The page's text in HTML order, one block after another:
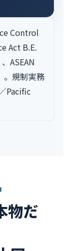
Control
Act B.E.
ASEAN
。規制実務
Pacific
物だ